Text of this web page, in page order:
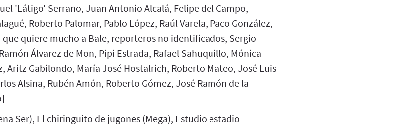
'Látigo' Serrano, Juan Antonio Alcalá, Felipe del Campo,
Roberto Palomar, Pablo López, Raúl Varela, Paco González,
quiere mucho a Bale, reporteros no identificados, Sergio
Álvarez de Mon, Pipi Estrada, Rafael Sahuquillo, Mónica
Aritz Gabilondo, María José Hostalrich, Roberto Mateo, José Luis
Alsina, Rubén Amón, Roberto Gómez, José Ramón de la
Ser), El chiringuito de jugones (Mega), Estudio estadio